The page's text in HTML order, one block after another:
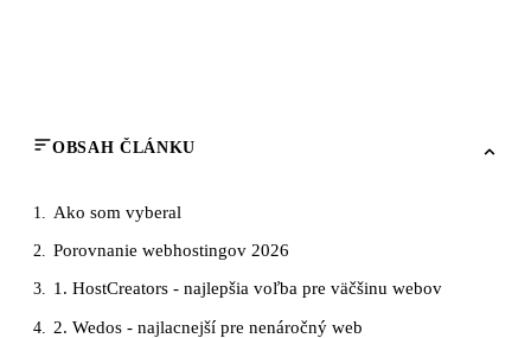
OBSAH ČLÁNKU
1. Ako som vyberal
2. Porovnanie webhostingov 2026
3. 1. HostCreators - najlepšia voľba pre väčšinu webov
4. 2. Wedos - najlacnejší pre nenáročný web